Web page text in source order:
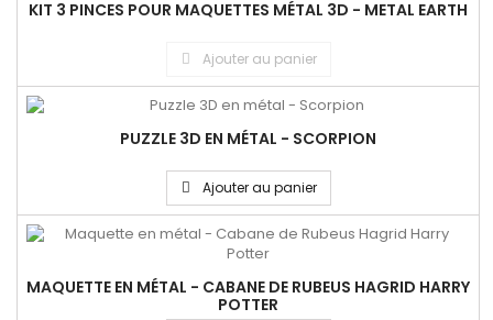
KIT 3 PINCES POUR MAQUETTES MÉTAL 3D - METAL EARTH
Ajouter au panier
PUZZLE 3D EN MÉTAL - SCORPION
Ajouter au panier
MAQUETTE EN MÉTAL - CABANE DE RUBEUS HAGRID HARRY
POTTER